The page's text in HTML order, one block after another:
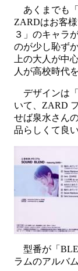
あくまでも「
ZARDはお客
３」のキャラ
のが少し恥ず
上の大人が中
人が高校時代
デザインは
いて、ZARD
せば泉水さん
品らしくて良い
型番が「
ラムのアルバ